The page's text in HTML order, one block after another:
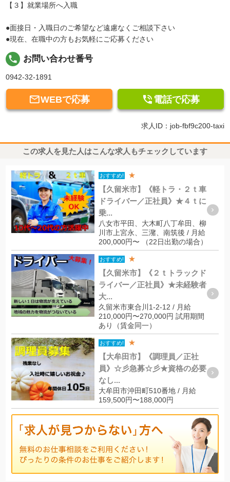
【３】就業場所へ入職
●面接日・入職日のご希望など遠慮なくご相談下さい
●現在、在職中の方もお気軽にご応募ください
local_phone お問い合わせ番号
0942-32-1891
WEBで応募  電話で応募
求人ID：job-fbf9c200-taxi
この求人を見た人はこんな求人もチェックしています
おすすめ! ★
【久留米市】《軽トラ・２ｔ車
ドライバー／正社員》★４ｔに
乗...
八女市平田、大木町八丁牟田、柳
川市上宮永、三潴、南筑後 / 月給
200,000円〜 （22日出勤の場合）
おすすめ! ★
【久留米市】《２ｔトラックド
ライバー／正社員》★未経験者
大...
久留米市東合川1-2-12 / 月給
210,000円〜270,000円 試用期間
あり（賃金同一）
おすすめ! ★
【大牟田市】《調理員／正社
員》☆彡急募☆彡★資格の必要
なし...
大牟田市沖田町510番地 / 月給
159,500円〜188,000円